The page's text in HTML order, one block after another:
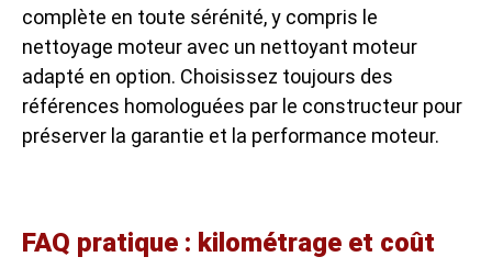
complète en toute sérénité, y compris le
nettoyage moteur avec un nettoyant moteur
adapté en option. Choisissez toujours des
références homologuées par le constructeur pour
préserver la garantie et la performance moteur.
FAQ pratique : kilométrage et coût